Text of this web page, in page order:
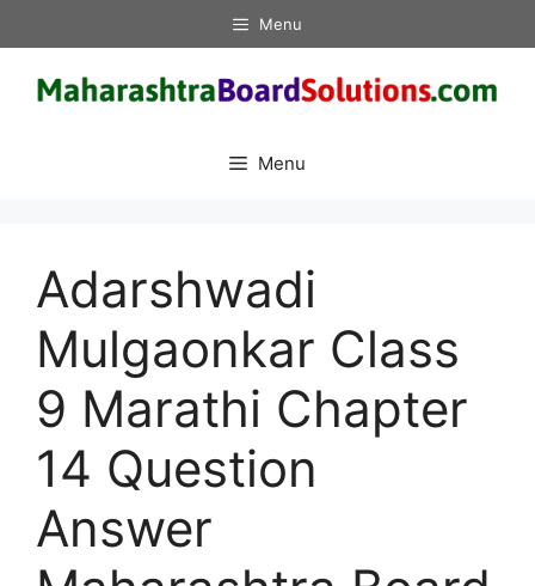
to
content
Menu
Menu
Adarshwadi
Mulgaonkar Class
9 Marathi Chapter
14 Question
Answer